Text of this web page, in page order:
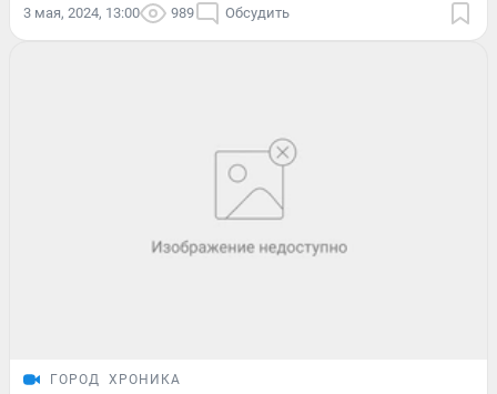
3 мая, 2024, 13:00 989 Обсудить
ГОРОД ХРОНИКА